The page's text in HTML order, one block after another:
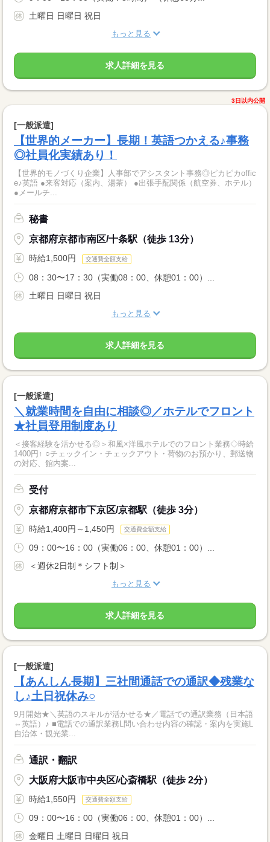
土曜日 日曜日 祝日
もっと見る
求人詳細を見る
3日以内公開
[一般派遣]
【世界的メーカー】長期！英語つかえる♪事務
◎社員化実績あり！
【世界的モノづくり企業】人事部でアシスタント事務◎ピカピカoffic
e♪英語 ●来客対応（案内、湯茶） ●出張手配関係（航空券、ホテル）
●メールチ...
秘書
京都府京都市南区/十条駅（徒歩 13分）
時給1,500円 交通費全額支給
08：30〜17：30（実働08：00、休憩01：00）...
土曜日 日曜日 祝日
もっと見る
求人詳細を見る
[一般派遣]
＼就業時間を自由に相談◎／ホテルでフロント
★社員登用制度あり
＜接客経験を活かせる◎＞和風×洋風ホテルでのフロント業務◇時給
1400円↑ ○チェックイン・チェックアウト・荷物のお預かり、郵送物
の対応、館内案...
受付
京都府京都市下京区/京都駅（徒歩 3分）
時給1,400円～1,450円 交通費全額支給
09：00〜16：00（実働06：00、休憩01：00）...
＜週休2日制＊シフト制＞
もっと見る
求人詳細を見る
[一般派遣]
【あんしん長期】三社間通話での通訳◆残業な
し♪土日祝休み○
9月開始★＼英語のスキルが活かせる★／電話での通訳業務（日本語
⇔英語）♪ ■電話での通訳業務L問い合わせ内容の確認・案内を実施L
自治体・観光業...
通訳・翻訳
大阪府大阪市中央区/心斎橋駅（徒歩 2分）
時給1,550円 交通費全額支給
09：00〜16：00（実働06：00、休憩01：00）...
金曜日 土曜日 日曜日 祝日